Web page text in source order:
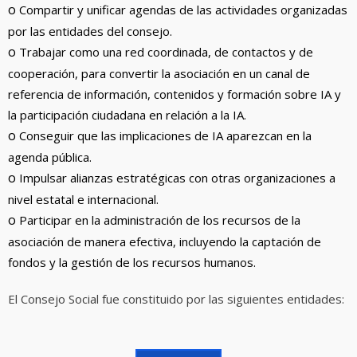
o Compartir y unificar agendas de las actividades organizadas
por las entidades del consejo.
o Trabajar como una red coordinada, de contactos y de
cooperación, para convertir la asociación en un canal de
referencia de información, contenidos y formación sobre IA y
la participación ciudadana en relación a la IA.
o Conseguir que las implicaciones de IA aparezcan en la
agenda pública.
o Impulsar alianzas estratégicas con otras organizaciones a
nivel estatal e internacional.
o Participar en la administración de los recursos de la
asociación de manera efectiva, incluyendo la captación de
fondos y la gestión de los recursos humanos.
El Consejo Social fue constituido por las siguientes entidades: